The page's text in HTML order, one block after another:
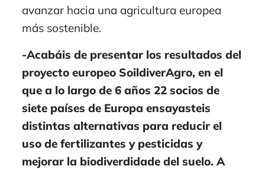
avanzar hacia una agricultura europea
más sostenible.
-Acabáis de presentar los resultados del
proyecto europeo SoildiverAgro, en el
que a lo largo de 6 años 22 socios de
siete países de Europa ensayasteis
distintas alternativas para reducir el
uso de fertilizantes y pesticidas y
mejorar la biodiverdidade del suelo. A